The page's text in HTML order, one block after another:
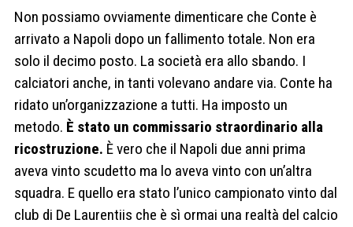
Non possiamo ovviamente dimenticare che Conte è
arrivato a Napoli dopo un fallimento totale. Non era
solo il decimo posto. La società era allo sbando. I
calciatori anche, in tanti volevano andare via. Conte ha
ridato un’organizzazione a tutti. Ha imposto un
metodo. È stato un commissario straordinario alla
ricostruzione. È vero che il Napoli due anni prima
aveva vinto scudetto ma lo aveva vinto con un’altra
squadra. E quello era stato l’unico campionato vinto dal
club di De Laurentiis che è sì ormai una realtà del calcio